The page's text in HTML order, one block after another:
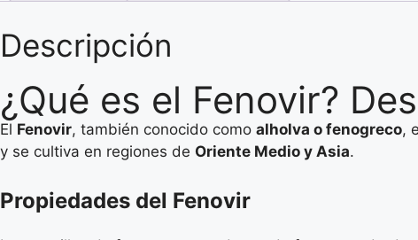
Descripción
¿Qué es el Fenovir?
El Fenovir, también conocido como alholva o fenogreco,
y se cultiva en regiones de Oriente Medio y Asia.
Propiedades del Fenovir